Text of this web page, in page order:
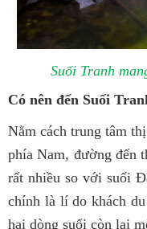
Suối Tranh
Có nên đến Suối
Nằm cách trung tâm
phía Nam, đường đến
rất nhiều so với suối
chính là lí do khách
hai dòng suối còn lại